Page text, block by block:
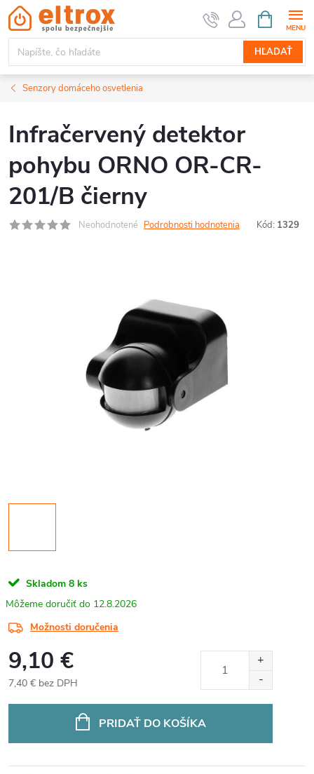
Prejsť
na
obsah
HĽADAŤ
KOŠÍK
Senzory domáceho osvetlenia
Infračervený detektor
pohybu ORNO OR-CR-
201/B čierny
Neohodnotené Podrobnosti hodnotenia Kód: 1329
Skladom 8 ks
12.8.2026
Možnosti doručenia
9,10 €
7,40 € bez DPH
PRIDAŤ DO KOŠÍKA